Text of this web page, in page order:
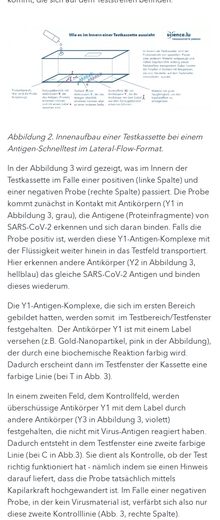
Abbildung 2. Innenaufbau einer Testkassette bei einem
Antigen-Schnelltest im Lateral-Flow-Format.
In der Abbildung 3 wird gezeigt, was im Innern der
Testkassette im Falle einer positiven (linke Spalte) und
einer negativen Probe (rechte Spalte) passiert. Die Probe
kommt zunächst in Kontakt mit Antikörpern (Y1 in
Abbildung 3, grau), die Antigene (Proteinfragmente) von
SARS-CoV-2 erkennen und sich daran binden. Falls die
Probe positiv ist, werden diese Y1-Antigen-Komplexe mit
der Flüssigkeit weiter hinein in das Testfeld transportiert.
Hier erkennen andere Antikörper (Y2 in Abbildung 3,
hellblau) das gleiche SARS-CoV-2 Antigen und binden
dieses wiederum.
Die Y1-Antigen-Komplexe, die sich im ersten Bereich
gebildet hatten, werden somit im Testbereich/Testfenster
festgehalten. Der Antikörper Y1 ist mit einem Label
versehen (z.B. Gold-Nanopartikel, pink in der Abbildung),
der durch eine biochemische Reaktion farbig wird.
Dadurch erscheint dann im Testfenster der Kassette eine
farbige Linie (bei T in Abb. 3).
In einem zweiten Feld, dem Kontrollfeld, werden
überschüssige Antikörper Y1 mit dem Label durch
andere Antikörper (Y3 in Abbildung 3, violett)
festgehalten, die nicht mit Virus-Antigen reagiert haben.
Dadurch entsteht in dem Testfenster eine zweite farbige
Linie (bei C in Abb.3). Sie dient als Kontrolle, ob der Test
richtig funktioniert hat - nämlich indem sie einen Hinweis
darauf liefert, dass die Probe tatsächlich mittels
Kapilarkraft hochgewandert ist. Im Falle einer negativen
Probe, in der kein Virusmaterial ist, verfärbt sich also nur
diese zweite Kontrolllinie (Abb. 3, rechte Spalte).